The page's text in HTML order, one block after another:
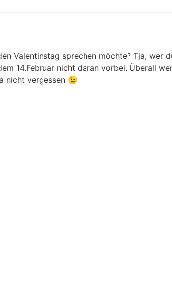
Valentinstag sprechen möchte? Tja, wer
14.Februar nicht daran vorbei. Überall
nicht vergessen 😉